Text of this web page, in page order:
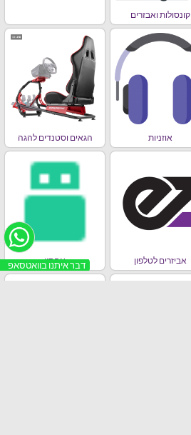
דבר איתנו בוואטסאפ
קונסולות ואבזרים
אוזניות הגאים וסטנדים להגה
אביזרים לטלפון אחסון